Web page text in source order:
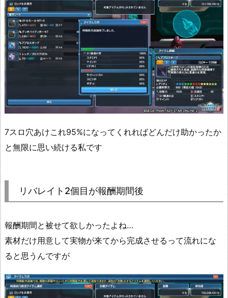
7スロ穴あけこれ95%になってくれればどんだけ助かったか
と無限に思い続ける私です
リバレイト2個目が報酬期間後
報酬期間と被せて欲しかったよね…
素材だけ用意して実物が来てから完成させるって流れにな
ると思うんですが